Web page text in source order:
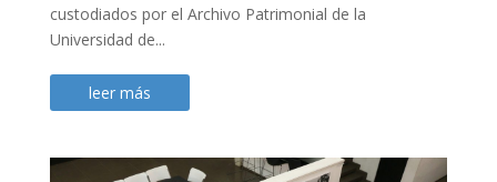
custodiados por el Archivo Patrimonial de la
Universidad de...
leer más